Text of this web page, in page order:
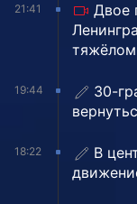
21:41
Двое
19:44
30-
18:22
В